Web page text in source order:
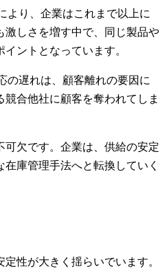
より、企業はこれまで以上に
激しさを増す中で、同じ製品や
ントとなっています。
の遅れは、顧客離れの要因に
合他社に顧客を奪われてしま
欠です。企業は、供給の安定
庫管理手法へと転換していく
性が大きく揺らいでいます。